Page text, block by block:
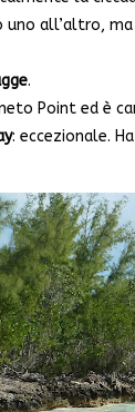
uno all’altro,
.
Point ed è
: eccezionale.